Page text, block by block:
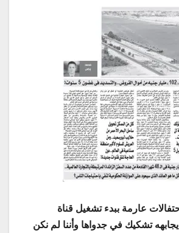
عارمة ببدء تشغيل قناة
تشكيك في جدواها وأننا لم نكن